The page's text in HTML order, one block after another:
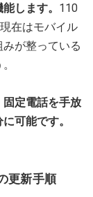
します。 110
在はモバイル
が整っている
定電話を手放
可能です。
更新手順